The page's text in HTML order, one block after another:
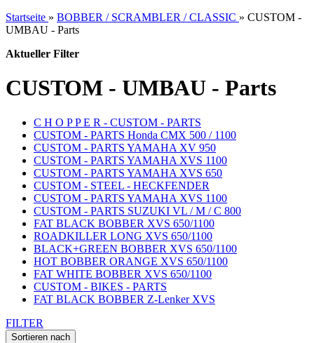
Startseite » BOBBER / SCRAMBLER / CLASSIC » CUSTOM -
UMBAU - Parts
Aktueller Filter
CUSTOM - UMBAU - Parts
C H O P P E R - CUSTOM - PARTS
CUSTOM - PARTS Honda CMX 500 / 1100
CUSTOM - PARTS YAMAHA XV 950
CUSTOM - PARTS YAMAHA XVS 1100
CUSTOM - PARTS YAMAHA XVS 650
CUSTOM - STEEL - HECKFENDER
CUSTOM - PARTS YAMAHA XVS 1100
CUSTOM - PARTS SUZUKI VL / M / C 800
FAT BLACK BOBBER XVS 650/1100
ROADKILLER LONG XVS 650/1100
BLACK+GREEN BOBBER XVS 650/1100
HOT BOBBER ORANGE XVS 650/1100
FAT WHITE BOBBER XVS 650/1100
CUSTOM - BIKES - PARTS
FAT BLACK BOBBER Z-Lenker XVS
FILTER
Sortieren nach